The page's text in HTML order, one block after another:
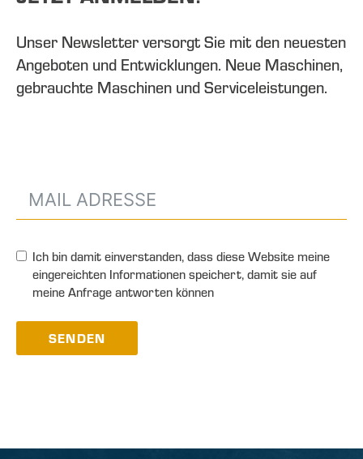
Unser Newsletter versorgt Sie mit den neuesten
Angeboten und Entwicklungen. Neue Maschinen,
gebrauchte Maschinen und Serviceleistungen.
Ich bin damit einverstanden, dass diese Website meine
eingereichten Informationen speichert, damit sie auf
meine Anfrage antworten können
SENDEN